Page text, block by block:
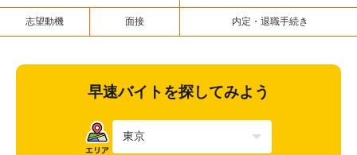
志望動機 面接 内定・退職手続き
早速バイトを探してみよう